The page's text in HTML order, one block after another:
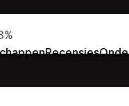
Recensies